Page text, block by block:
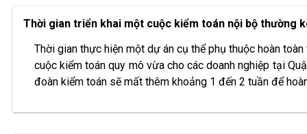
Thời gian triển khai một cuộc kiểm toán nội bộ thường
Thời gian thực hiện một dự án cụ thể phụ thuộc hoàn
cuộc kiểm toán quy mô vừa cho các doanh nghiệp tại
đoàn kiểm toán sẽ mất thêm khoảng 1 đến 2 tuần để